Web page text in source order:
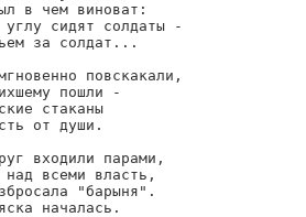
в чем виноват:
сидят солдаты -
за солдат...
повскакали,
пошли -
стаканы
от души.
входили парами,
всеми власть,
"барыня".
началась.